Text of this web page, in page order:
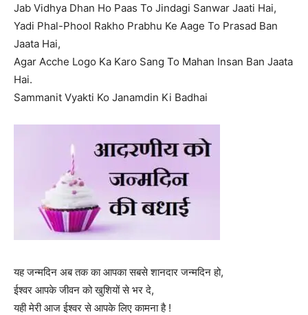
Jab Vidhya Dhan Ho Paas To Jindagi Sanwar Jaati Hai,
Yadi Phal-Phool Rakho Prabhu Ke Aage To Prasad Ban
Jaata Hai,
Agar Acche Logo Ka Karo Sang To Mahan Insan Ban Jaata
Hai.
Sammanit Vyakti Ko Janamdin Ki Badhai
यह जन्मदिन अब तक का आपका सबसे शानदार जन्मदिन हो,
ईश्वर आपके जीवन को खुशियों से भर दे,
यही मेरी आज ईश्वर से आपके लिए कामना है !